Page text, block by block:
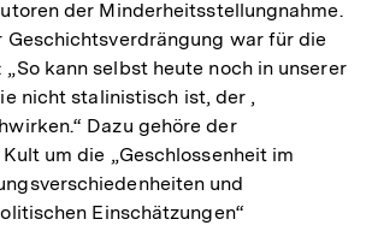
der Minderheitsstellungnahme.
Geschichtsverdrängung war für die
„So kann selbst heute noch in unserer
nicht stalinistisch ist, der ,
Dazu gehöre der
um die „Geschlossenheit im
und
Einschätzungen“